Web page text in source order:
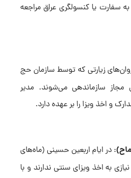
سفارت یا کنسولگری عراق مراجعه
زیارتی که توسط سازمان حج
مجاز سازماندهی می‌شوند. مدیر
و اخذ ویزا را بر عهده دارد.
: در ایام اربعین حسینی (ماه‌های
به اخذ ویزای سنتی ندارند و با